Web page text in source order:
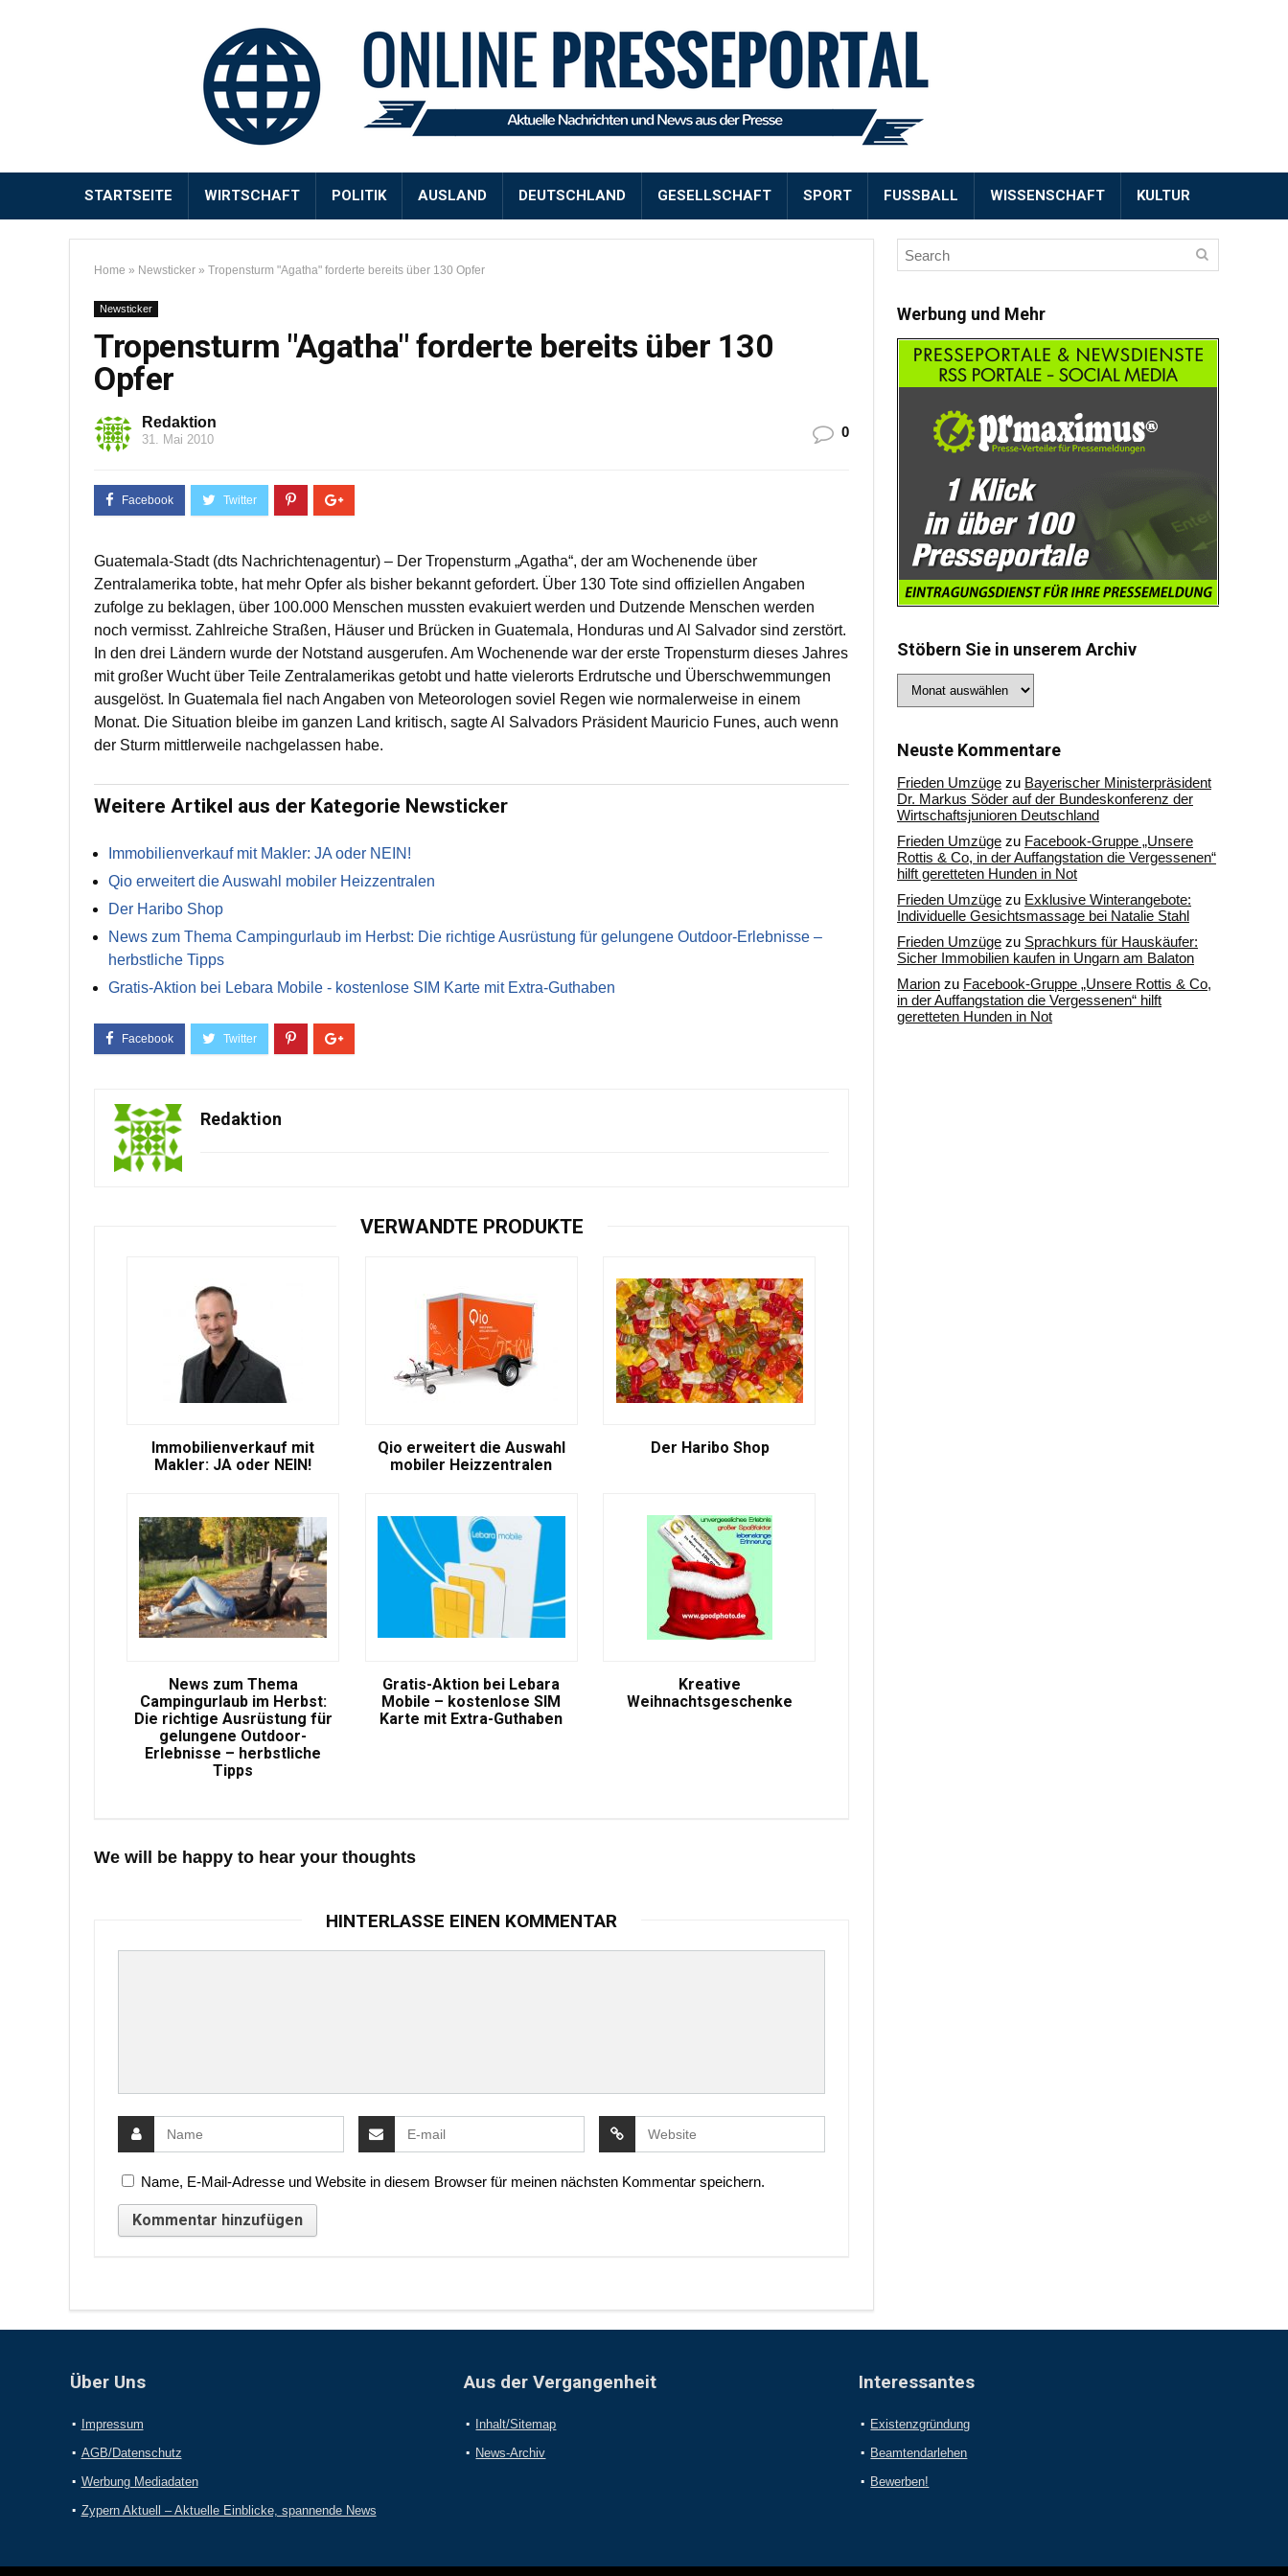
STARTSEITE WIRTSCHAFT POLITIK AUSLAND DEUTSCHLAND GESELLSCHAFT SPORT FUSSBALL WISSENSCHAFT KULTUR
Home » Newsticker » Tropensturm "Agatha" forderte bereits über 130 Opfer
Newsticker
Tropensturm "Agatha" forderte bereits über 130
Opfer
Redaktion
31. Mai 2010 0
Guatemala-Stadt (dts Nachrichtenagentur) – Der Tropensturm „Agatha“, der am Wochenende über
Zentralamerika tobte, hat mehr Opfer als bisher bekannt gefordert. Über 130 Tote sind offiziellen Angaben
zufolge zu beklagen, über 100.000 Menschen mussten evakuiert werden und Dutzende Menschen werden
noch vermisst. Zahlreiche Straßen, Häuser und Brücken in Guatemala, Honduras und Al Salvador sind zerstört.
In den drei Ländern wurde der Notstand ausgerufen. Am Wochenende war der erste Tropensturm dieses Jahres
mit großer Wucht über Teile Zentralamerikas getobt und hatte vielerorts Erdrutsche und Überschwemmungen
ausgelöst. In Guatemala fiel nach Angaben von Meteorologen soviel Regen wie normalerweise in einem
Monat. Die Situation bleibe im ganzen Land kritisch, sagte Al Salvadors Präsident Mauricio Funes, auch wenn
der Sturm mittlerweile nachgelassen habe.
Weitere Artikel aus der Kategorie Newsticker
Immobilienverkauf mit Makler: JA oder NEIN!
Qio erweitert die Auswahl mobiler Heizzentralen
Der Haribo Shop
News zum Thema Campingurlaub im Herbst: Die richtige Ausrüstung für gelungene Outdoor-Erlebnisse –
herbstliche Tipps
Gratis-Aktion bei Lebara Mobile - kostenlose SIM Karte mit Extra-Guthaben
Redaktion
VERWANDTE PRODUKTE
Immobilienverkauf mit
Makler: JA oder NEIN!
Qio erweitert die Auswahl
mobiler Heizzentralen
Der Haribo Shop
News zum Thema
Campingurlaub im Herbst:
Die richtige Ausrüstung für
gelungene Outdoor-
Erlebnisse – herbstliche
Tipps
Gratis-Aktion bei Lebara
Mobile – kostenlose SIM
Karte mit Extra-Guthaben
Kreative
Weihnachtsgeschenke
We will be happy to hear your thoughts
HINTERLASSE EINEN KOMMENTAR
Name, E-Mail-Adresse und Website in diesem Browser für meinen nächsten Kommentar speichern.
Werbung und Mehr
Stöbern Sie in unserem Archiv
Sie
Archiv
Neuste Kommentare
Frieden Umzüge zu Bayerischer Ministerpräsident
Dr. Markus Söder auf der Bundeskonferenz der
Wirtschaftsjunioren Deutschland
Frieden Umzüge zu Facebook-Gruppe „Unsere
Rottis & Co, in der Auffangstation die Vergessenen“
hilft geretteten Hunden in Not
Frieden Umzüge zu Exklusive Winterangebote:
Individuelle Gesichtsmassage bei Natalie Stahl
Frieden Umzüge zu Sprachkurs für Hauskäufer:
Sicher Immobilien kaufen in Ungarn am Balaton
Marion zu Facebook-Gruppe „Unsere Rottis & Co,
in der Auffangstation die Vergessenen“ hilft
geretteten Hunden in Not
Über Uns
Impressum
AGB/Datenschutz
Werbung Mediadaten
Zypern Aktuell – Aktuelle Einblicke, spannende News
Aus der Vergangenheit
Inhalt/Sitemap
News-Archiv
Interessantes
Existenzgründung
Beamtendarlehen
Bewerben!